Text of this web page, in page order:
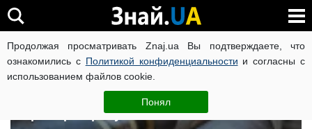
Продолжая просматривать Znaj.ua Вы подтверждаете, что
ознакомились с Политикой конфиденциальности и согласны с
использованием файлов cookie.
Понял
ВОЙНА РОССИИ ПРОТИВ УКРАИНЫ КОРОНАВИРУС В
280 зданий на Теремках не останутся
без тепла зимой: "Киевтеплоэнерго"
строит резервную сеть